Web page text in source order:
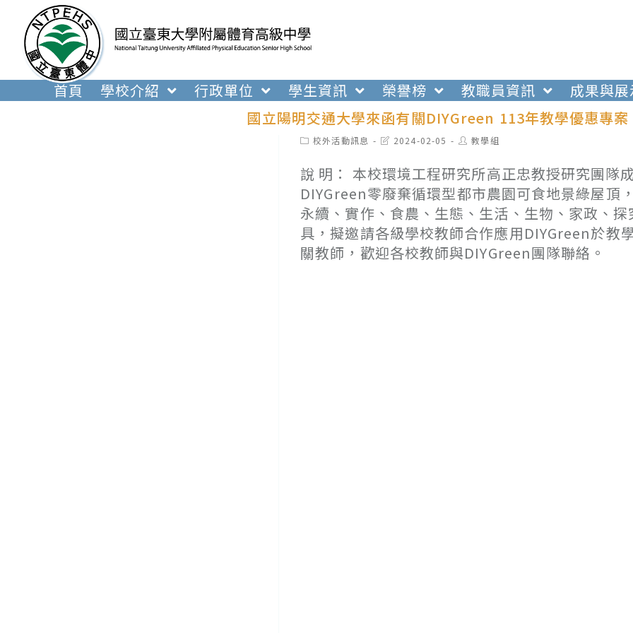
內
首頁 學校介紹 行政單位 學生資訊 榮譽榜 教職員資訊
成果與
國立陽明交通大學來函有關DIYGreen 113年教學優惠專案
Post校外活動訊息
Post2024-02-05
Post教學組
說 明： 本校環境工程研究所高正忠教授研究團隊
DIYGreen零廢棄循環型都市農園可食地景綠屋頂
永續、實作、食農、生態、生活、生物、家政、
具，擬邀請各級學校教師合作應用DIYGreen於教
關教師，歡迎各校教師與DIYGreen團隊聯絡。